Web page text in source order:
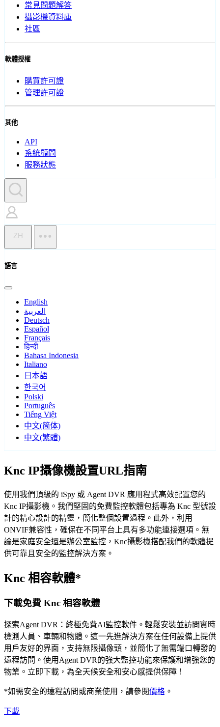
常見問題解答
攝影機資料庫
社區
軟體授權
購買許可證
管理許可證
其他
API
系統顧問
服務狀態
ZH
語言
English
العربية
Deutsch
Español
Français
हिन्दी
Bahasa Indonesia
Italiano
日本語
한국어
Polski
Português
Tiếng Việt
中文(简体)
中文(繁體)
Knc IP攝像機設置URL指南
使用我們頂級的 iSpy 或 Agent DVR 應用程式高效配置您的
Knc IP攝影機。我們堅固的免費監控軟體包括專為 Knc 型號設
計的精心設計的精靈，簡化整個設置過程。此外，利用
ONVIF兼容性，確保在不同平台上具有多功能連接選項。無
論是家庭安全還是辦公室監控，Knc攝影機搭配我們的軟體提
供可靠且安全的監控解決方案。
Knc 相容軟體*
下載免費 Knc 相容軟體
探索Agent DVR：終極免費AI監控軟件。輕鬆安裝並訪問實時
檢測人員、車輛和物體。這一先進解決方案在任何設備上提供
用戶友好的界面，支持無限攝像頭，並簡化了無需端口轉發的
遠程訪問。使用Agent DVR的強大監控功能來保護和增強您的
物業。立即下載，為全天候安全和安心感提供保障！
*如需安全的遠程訪問或商業使用，請參閱價格 。
下載